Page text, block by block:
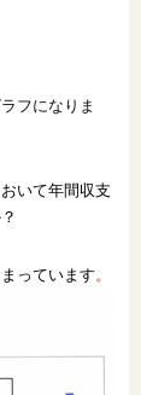
フになりま
いて年間収支
っています。